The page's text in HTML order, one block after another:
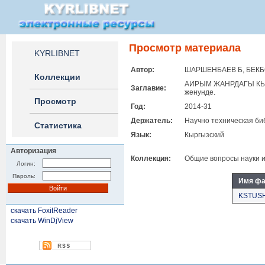
KYRLIBNET
Коллекции
Просмотр
Статистика
Авторизация
Логин:
Пароль:
скачать FoxitReader
скачать WinDjView
Просмотр материала
Автор: ШАРШЕНБАЕВ Б,
Заглавие:
АИРЫМ ЖАНРДАГЫ
женунде.
Год:
2014-31
Держатель:
Научно техническая
Язык:
Кыргызский
Коллекция: Общие вопросы науки
Имя